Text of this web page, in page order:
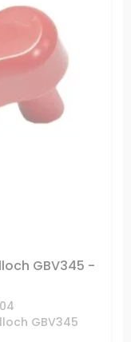
GBV345 -
GBV345